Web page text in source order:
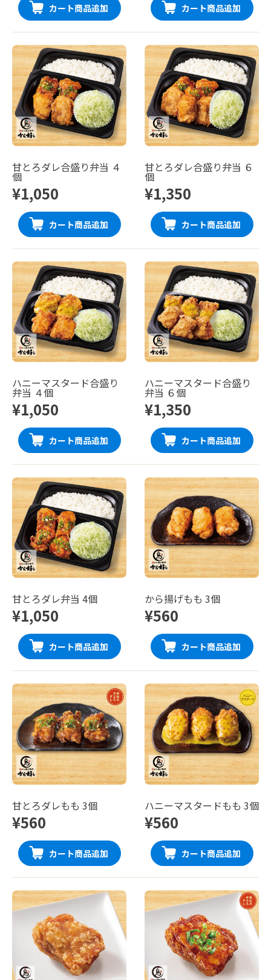
カート商品追加 カート商品追加
甘とろダレ合盛り弁当 ４
個
¥1,050
カート商品追加
甘とろダレ合盛り弁当 ６
個
¥1,350
カート商品追加
ハニーマスタード合盛り
弁当 ４個
¥1,050
カート商品追加
ハニーマスタード合盛り
弁当 ６個
¥1,350
カート商品追加
甘とろダレ弁当 4個
¥1,050
カート商品追加
から揚げもも 3個
¥560
カート商品追加
甘とろダレもも 3個
¥560
カート商品追加
ハニーマスタードもも 3個
¥560
カート商品追加